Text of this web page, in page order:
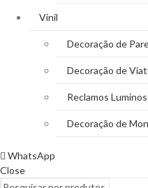
Vinil
Decoração de
Decoração de
Reclamos
Decoração de
WhatsApp
Close